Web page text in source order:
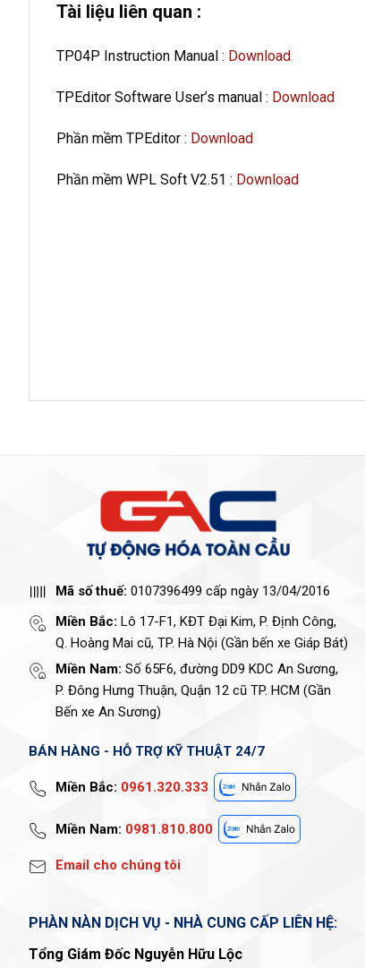
Tài liệu liên quan :
TP04P Instruction Manual : Download
TPEditor Software User’s manual : Download
Phần mềm TPEditor : Download
Phần mềm WPL Soft V2.51 : Download
Mã số thuế: 0107396499 cấp ngày 13/04/2016
Miền Bắc: Lô 17-F1, KĐT Đại Kim, P. Định Công,
Q. Hoàng Mai cũ, TP. Hà Nội (Gần bến xe Giáp Bát)
Miền Nam: Số 65F6, đường DD9 KDC An Sương,
P. Đông Hưng Thuận, Quận 12 cũ TP. HCM (Gần
Bến xe An Sương)
BÁN HÀNG - HỖ TRỢ KỸ THUẬT 24/7
Miền Bắc: 0961.320.333
Miền Nam: 0981.810.800
Email cho chúng tôi
PHÀN NÀN DỊCH VỤ - NHÀ CUNG CẤP LIÊN HỆ:
Tổng Giám Đốc Nguyễn Hữu Lộc